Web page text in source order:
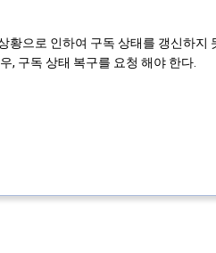
황으로 인하여 구독 상태를 갱신하지
, 구독 상태 복구를 요청 해야 한다.